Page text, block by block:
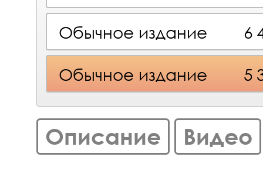
Обычное издание 6
Обычное издание 5
Описание Видео